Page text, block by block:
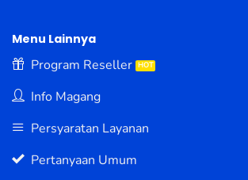
Menu Lainnya
Program Reseller
Info Magang
Persyaratan Layanan
Pertanyaan Umum